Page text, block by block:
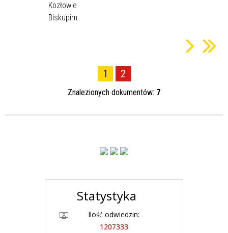
Statystyka
Ilość odwiedzin:
1207333
Kozłowie
Biskupim
1 2
Znalezionych dokumentów: 7